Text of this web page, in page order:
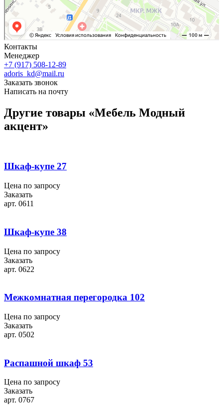
Контакты
Менеджер
+7 (917) 508-12-89
adoris_kd@mail.ru
Заказать звонок
Написать на почту
Другие товары «Мебель Модный
акцент»
Шкаф-купе 27
Цена по запросу
Заказать
арт. 0611
Шкаф-купе 38
Цена по запросу
Заказать
арт. 0622
Межкомнатная перегородка 102
Цена по запросу
Заказать
арт. 0502
Распашной шкаф 53
Цена по запросу
Заказать
арт. 0767